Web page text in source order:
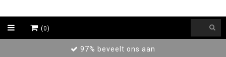
(0)
97% beveelt ons aan